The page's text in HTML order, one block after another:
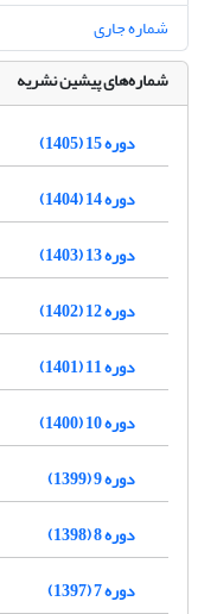
شماره جاری
شماره‌های پیشین نشریه
دوره 15 (1405)
دوره 14 (1404)
دوره 13 (1403)
دوره 12 (1402)
دوره 11 (1401)
دوره 10 (1400)
دوره 9 (1399)
دوره 8 (1398)
دوره 7 (1397)